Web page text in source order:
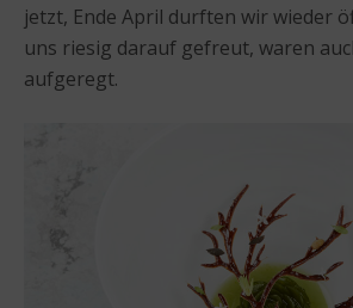
jetzt, Ende April durften wir wieder
uns riesig darauf gefreut, waren
aufgeregt.